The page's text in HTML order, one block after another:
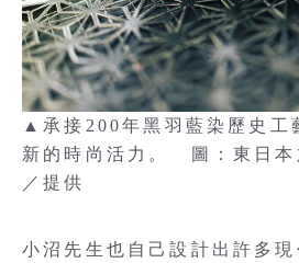
▲承接200年黑羽藍染歷史工
新的時尚活力。 圖：東日本
／提供
小沼先生也自己設計出許多現